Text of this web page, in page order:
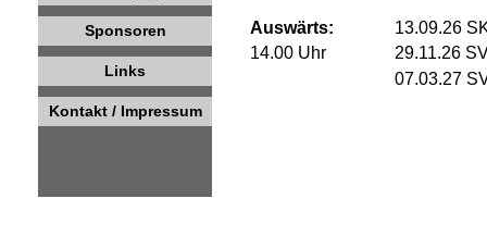
Sponsoren
Links
Kontakt / Impressum
Auswärts:
13.09.26
14.00 Uhr
29.11.26
07.03.27